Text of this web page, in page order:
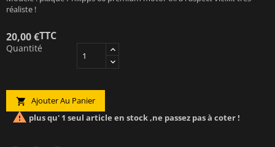
réaliste !
20,00 €TTC
Quantité
 Ajouter Au Panier
 plus qu' 1 seul article en stock ,ne passez pas à coter !